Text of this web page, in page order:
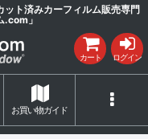
ト済みカーフィルム販売専門
.com」
カート ログイン
お買い物ガイド